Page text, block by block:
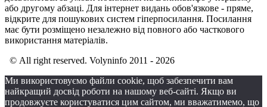
або другому абзаці. Для інтернет видань обов'язкове - пряме,
відкрите для пошукових систем гіперпосилання. Посилання
має бути розміщено незалежно від повного або часткового
використання матеріалів.
© All right reserved. Volyninfo 2011 - 2026
Ми використовуємо файли cookie, щоб забезпечити вам
найкращий досвід роботи на нашому веб-сайті. Якщо ви
продовжуєте користуватися цим сайтом, ми вважатимемо, що